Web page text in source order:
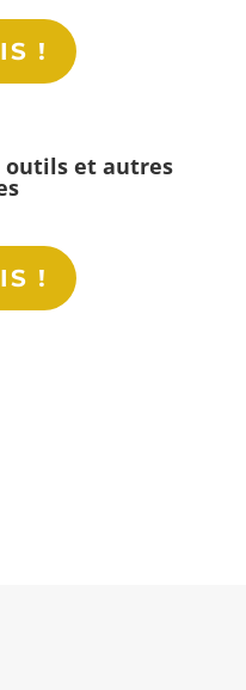
!
outils et autres
!